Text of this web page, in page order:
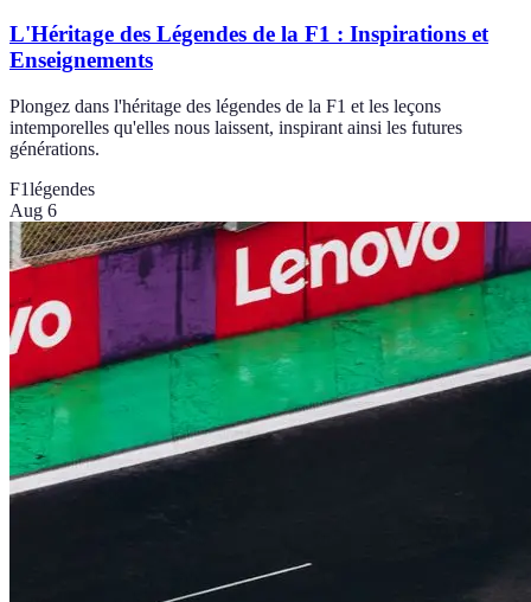
L'Héritage des Légendes de la F1 : Inspirations et
Enseignements
Plongez dans l'héritage des légendes de la F1 et les leçons
intemporelles qu'elles nous laissent, inspirant ainsi les futures
générations.
F1légendes
Aug 6